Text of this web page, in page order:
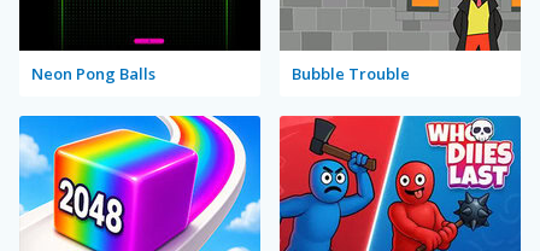
Neon Pong Balls Bubble Trouble